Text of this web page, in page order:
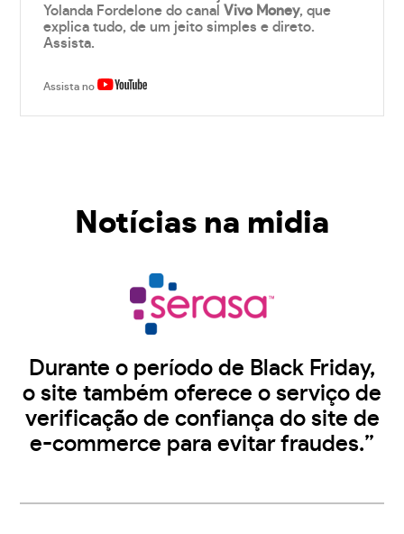
Yolanda Fordelone do canalVivo Money, que
explica tudo, de um jeito simples e direto.
Assista.
Assista no
Notícias na midia
Durante o período de Black Friday,
o site também oferece o serviço de
verificação de confiança do site de
e-commerce para evitar fraudes.”